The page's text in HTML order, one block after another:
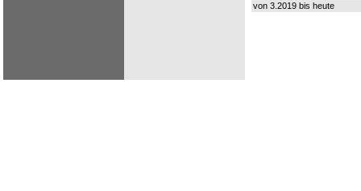
von 3.2019 bis heute